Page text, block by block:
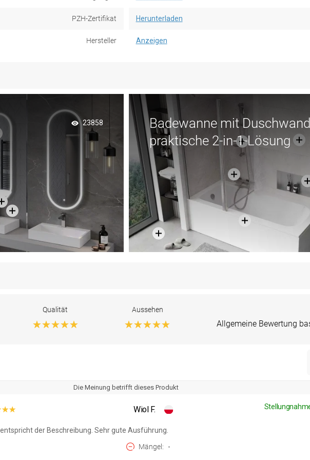
PZH-Zertifikat Herunterladen
Hersteller Anzeigen
23858
Badewanne mit
praktische 2-in-1-Lösung
Qualität Aussehen
Allgemeine Bewertung
Die Meinung betrifft dieses Produkt
Wiol F.
der Beschreibung. Sehr gute Ausführung.
Mängel -